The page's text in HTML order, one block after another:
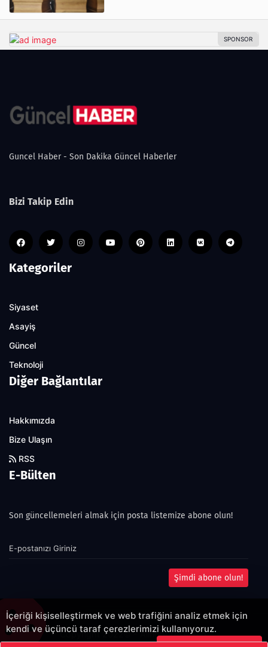
Guncel Haber - Son Dakika Güncel Haberler
Bizi Takip Edin
Kategoriler
Siyaset
Asayiş
Güncel
Teknoloji
Diğer Bağlantılar
Hakkımızda
Bize Ulaşın
RSS
E-Bülten
Son güncellemeleri almak için posta listemize abone olun!
Şimdi abone olun!
Copyright 2022© - Allright reserved.
İçeriği kişiselleştirmek ve web trafiğini analiz etmek için
kendi ve üçüncü taraf çerezlerimizi kullanıyoruz.